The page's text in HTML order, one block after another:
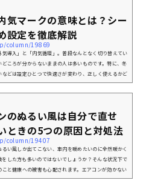
気マークの意味とは？シー
設定を徹底解説
column/19869
導入」と「内気循環」。普段なんとなく切り替えてい
どころが分からないままの人は多いものです。特に、冬
などは設定ひとつで快適さが変わり、正しく使えるかど
響します。この記事では、マークの意味と特徴を整理
い方を分かりやすく紹介します。車の「外気導入」・
の流れを選択する機能で「外気導入」「内気循環...
のぬるい風は自分で直せ
ときの5つの原因と対処法
column/19407
い風しか出てこない、車内を暖めたいのに全然暖かく
した方も多いのではないでしょうか？そんな状況下で
こと健康への被害も心配されます。エアコンが効かない
ょっとした設定まで様々です。この記事では、ぬるい